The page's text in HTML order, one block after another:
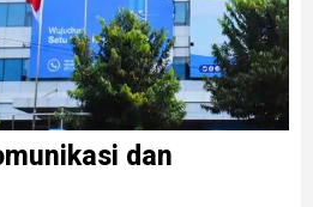
dan